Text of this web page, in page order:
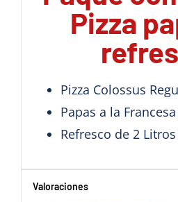
Pizza
Pizza Colossus
Papas a la Francesa
Refresco de 2 Litros
Valoraciones